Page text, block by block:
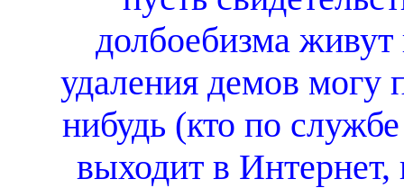
долбоебизма
удаления демов могу
нибудь (кто по
выходит в